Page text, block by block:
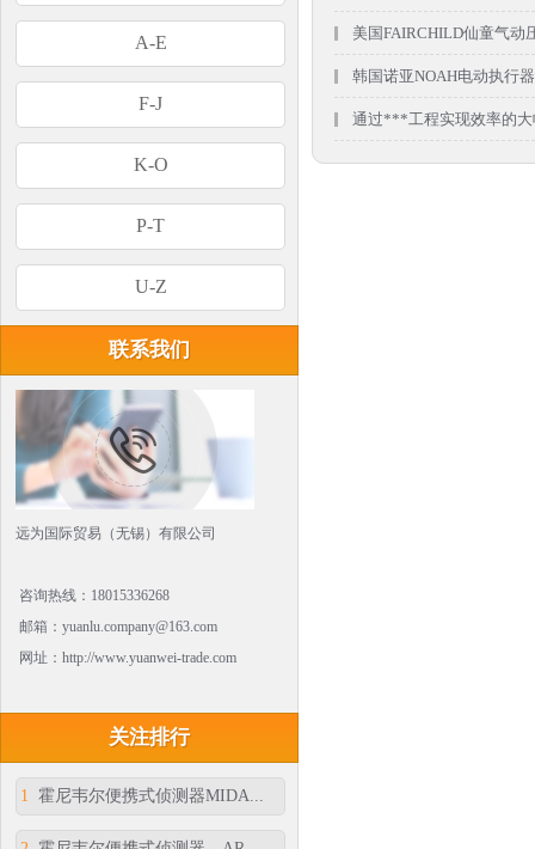
A-E
F-J
K-O
P-T
U-Z
联系我们
远为国际贸易（无锡）有限公司
咨询热线：18015336268
邮箱：yuanlu.company@163.com
网址：http://www.yuanwei-trade.com
关注排行
1 霍尼韦尔便携式侦测器MIDA...
美国FAIRCHILD仙童气动
韩国诺亚NOAH电动执行
通过***工程实现效率的大